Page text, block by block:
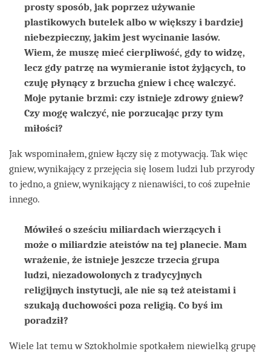
prosty sposób, jak poprzez używanie
plastikowych butelek albo w większy i bardziej
niebezpieczny, jakim jest wycinanie lasów.
Wiem, że muszę mieć cierpliwość, gdy to widzę,
lecz gdy patrzę na wymieranie istot żyjących, to
czuję płynący z brzucha gniew i chcę walczyć.
Moje pytanie brzmi: czy istnieje zdrowy gniew?
Czy mogę walczyć, nie porzucając przy tym
miłości?
Jak wspominałem, gniew łączy się z motywacją. Tak więc
gniew, wynikający z przejęcia się losem ludzi lub przyrody
to jedno, a gniew, wynikający z nienawiści, to coś zupełnie
innego.
Mówiłeś o sześciu miliardach wierzących i
może o miliardzie ateistów na tej planecie. Mam
wrażenie, że istnieje jeszcze trzecia grupa
ludzi, niezadowolonych z tradycyjnych
religijnych instytucji, ale nie są też ateistami i
szukają duchowości poza religią. Co byś im
poradził?
Wiele lat temu w Sztokholmie spotkałem niewielką grupę